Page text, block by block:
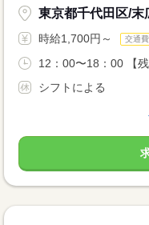
東京都千代田区/末
時給1,700円～ 交通
12：00〜18：00 【
シフトによる